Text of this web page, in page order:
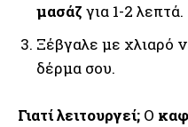
μασάζ για 1-2 λεπτά.
Ξέβγαλε με χλιαρό
δέρμα σου.
Γιατί λειτουργεί; Ο